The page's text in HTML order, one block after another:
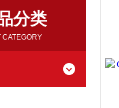
分类
CATEGORY